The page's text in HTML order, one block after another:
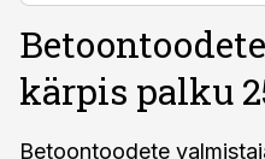
kärpis palku
Betoontoodete